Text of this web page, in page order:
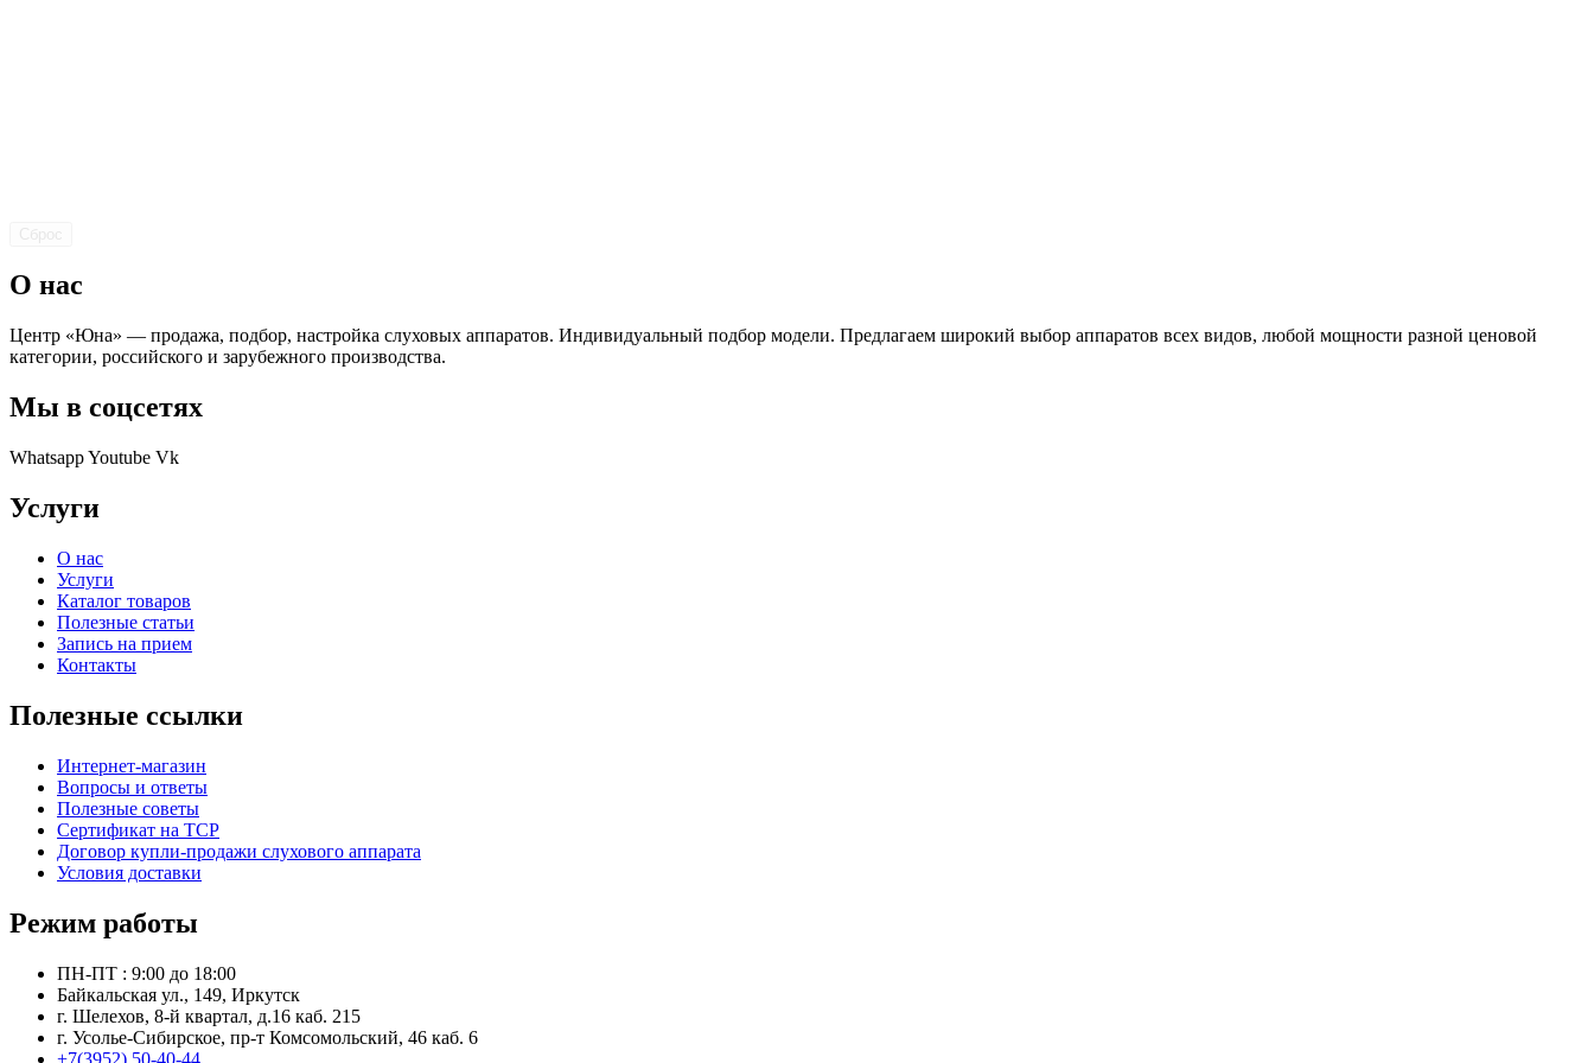
О нас
Центр «Юна» — продажа, подбор, настройка слуховых аппаратов. Индивидуальный подбор модели. Предлагаем широкий выбор аппаратов всех видов, любой мощности разной ценовой
категории, российского и зарубежного производства.
Мы в соцсетях
WhatsappYoutube Vk
Услуги
О нас
Услуги
Каталог товаров
Полезные статьи
Запись на прием
Контакты
Полезные ссылки
Интернет-магазин
Вопросы и ответы
Полезные советы
Сертификат на ТСР
Договор купли-продажи слухового аппарата
Условия доставки
Режим работы
ПН-ПТ : 9:00 до 18:00
Байкальская ул., 149, Иркутск
г. Шелехов, 8-й квартал, д.16 каб. 215
г. Усолье-Сибирское, пр-т Комсомольский, 46 каб. 6
+7(3952) 50-40-44